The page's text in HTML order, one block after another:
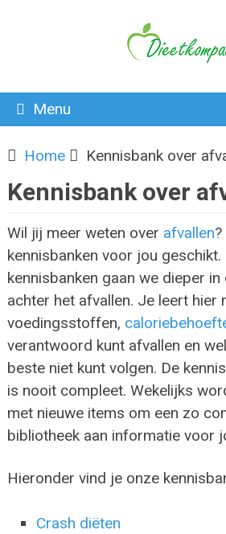
Menu
Home Kennisbank over
Kennisbank over
Wil jij meer weten over afvallen
kennisbanken voor jou geschikt.
kennisbanken gaan we dieper
achter het afvallen. Je leert hier
voedingsstoffen,
verantwoord kunt afvallen en
beste niet kunt volgen. De
is nooit compleet. Wekelijks
met nieuwe items om een zo
bibliotheek aan informatie voor
Hieronder vind je onze
Crash diëten